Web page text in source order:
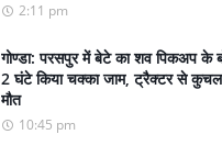
2:11 pm
गोण्डा: परसपुर में बेटे का शव पिकअप के
2 घंटे किया चक्का जाम, ट्रैक्टर से
मौत
10:45 pm